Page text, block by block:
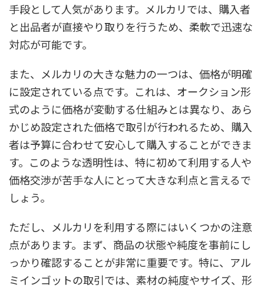
手段として人気があります。メルカリでは、購入者
と出品者が直接やり取りを行うため、柔軟で迅速な
対応が可能です。
また、メルカリの大きな魅力の一つは、価格が明確
に設定されている点です。これは、オークション形
式のように価格が変動する仕組みとは異なり、あら
かじめ設定された価格で取引が行われるため、購入
者は予算に合わせて安心して購入することができま
す。このような透明性は、特に初めて利用する人や
価格交渉が苦手な人にとって大きな利点と言えるで
しょう。
ただし、メルカリを利用する際にはいくつかの注意
点があります。まず、商品の状態や純度を事前にし
っかり確認することが非常に重要です。特に、アル
ミインゴットの取引では、素材の純度やサイズ、形